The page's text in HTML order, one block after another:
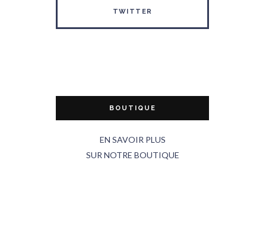
TWITTER
BOUTIQUE
EN SAVOIR PLUS
SUR NOTRE BOUTIQUE